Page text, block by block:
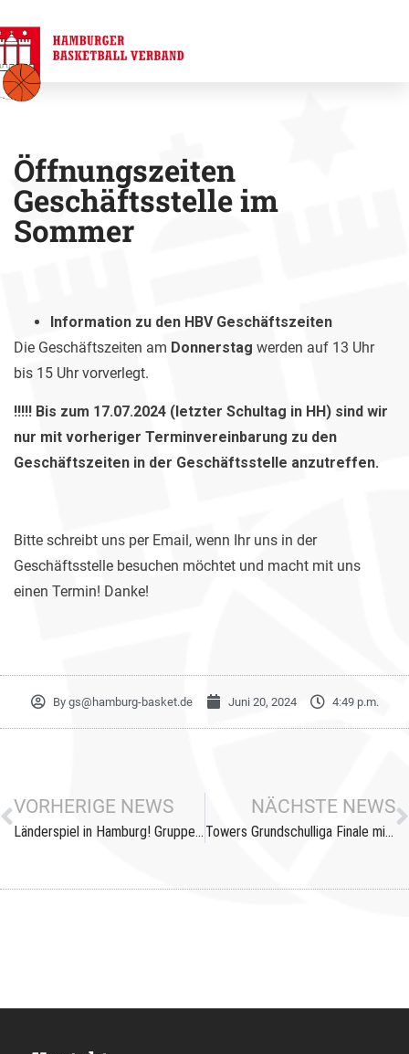
Öffnungszeiten
Geschäftsstelle im
Sommer
Information zu den HBV Geschäftszeiten
Die Geschäftszeiten am Donnerstag werden auf 13 Uhr
bis 15 Uhr vorverlegt.
!!!!! Bis zum 17.07.2024 (letzter Schultag in HH) sind wir
nur mit vorheriger Terminvereinbarung zu den
Geschäftszeiten in der Geschäftsstelle anzutreffen.
Bitte schreibt uns per Email, wenn Ihr uns in der
Geschäftsstelle besuchen möchtet und macht mit uns
einen Termin! Danke!
Bygs@hamburg-basket.de Juni 20, 2024 4:49 p.m.
VORHERIGE NEWS
Länderspiel in Hamburg! Gruppenangebote jetzt sichern!
NÄCHSTE NEWS
Towers Grundschulliga Finale mit 2 Siegern